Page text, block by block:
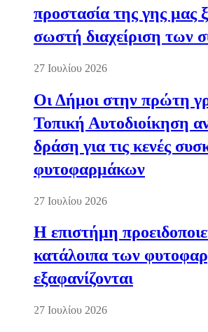
προστασία της γης μας
σωστή διαχείριση των
27 Ιουλίου 2026
Οι Δήμοι στην πρώτη
Τοπική Αυτοδιοίκηση
δράση για τις κενές
φυτοφαρμάκων
27 Ιουλίου 2026
Η επιστήμη
κατάλοιπα των
εξαφανίζονται
27 Ιουλίου 2026